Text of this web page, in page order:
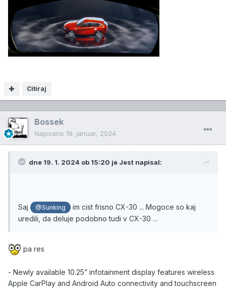
Citiraj
Bossek
Napisano 19. januar, 2024
dne 19. 1. 2024 ob 15:20 je Jest napisal:
Saj @Sunking
im cist frisno CX-30 ... Mogoce so kaj
uredili, da deluje podobno tudi v CX-30 ...
pa res
- Newly available 10.25” infotainment display features wireless
Apple CarPlay and Android Auto connectivity and touchscreen